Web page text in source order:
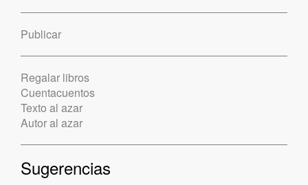
Publicar
Regalar libros
Cuentacuentos
Texto al azar
Autor al azar
Sugerencias